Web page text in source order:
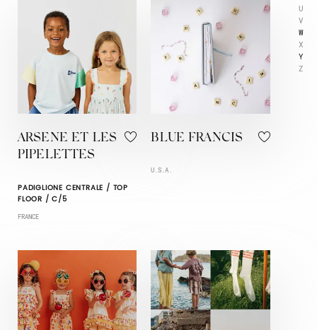
U
V
W
X
Y
Z
ARSENE ET LES
PIPELETTES
PADIGLIONE CENTRALE / TOP
FLOOR / C/5
FRANCE
BLUE FRANCIS
U.S.A.